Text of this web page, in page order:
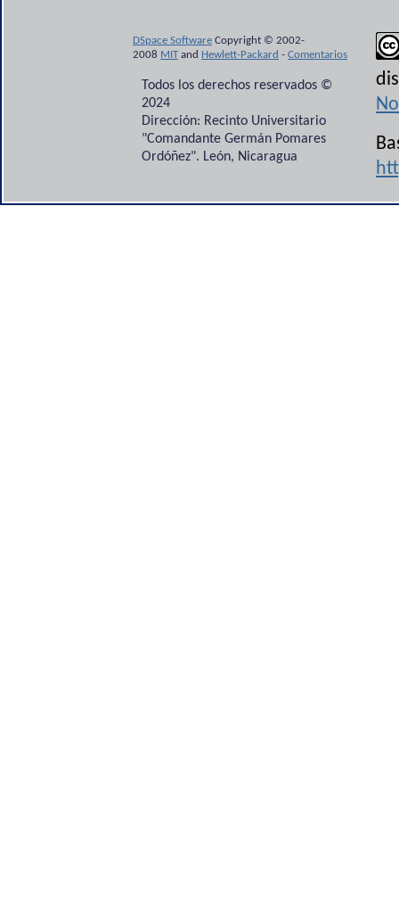
DSpace Software Copyright © 2002-
2008 MITand Hewlett-Packard - Comentarios
Todos los derechos reservados ©
2024
Dirección: Recinto Universitario
"Comandante Germán Pomares
Ordóñez". León, Nicaragua